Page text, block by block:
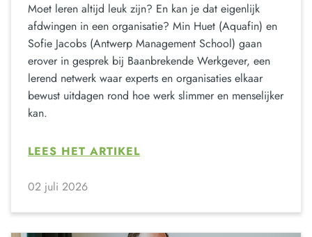
Moet leren altijd leuk zijn? En kan je dat eigenlijk
afdwingen in een organisatie? Min Huet (Aquafin) en
Sofie Jacobs (Antwerp Management School) gaan
erover in gesprek bij Baanbrekende Werkgever, een
lerend netwerk waar experts en organisaties elkaar
bewust uitdagen rond hoe werk slimmer en menselijker
kan.
LEES HET ARTIKEL
02 juli 2026